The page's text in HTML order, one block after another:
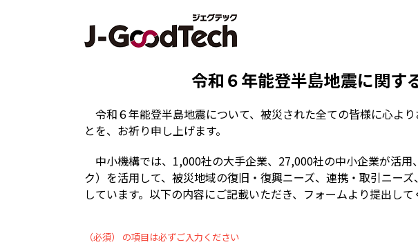
令和６年能登半島地震に関す
令和６年能登半島地震について、被災された全ての皆様に心よ
とを、お祈り申し上げます。
中小機構では、1,000社の大手企業、27,000社の中小企業が活
ク）を活用して、被災地域の復旧・復興ニーズ、連携・取引ニー
しています。以下の内容にご記載いただき、フォームより提出して
（必須） の項目は必ずご入力ください